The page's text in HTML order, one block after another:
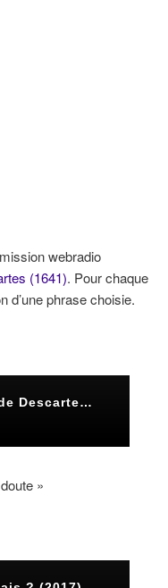
webradio
(1641). Pour chaque
d’une phrase choisie.
»